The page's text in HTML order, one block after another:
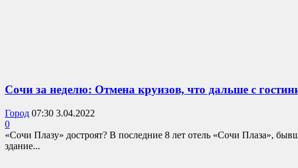
Сочи за неделю: Отмена круизов, что дальше с
Город 07:30 3.04.2022
0
«Сочи Плазу» достроят? В последние 8 лет отель «Сочи Плаза»,
здание...